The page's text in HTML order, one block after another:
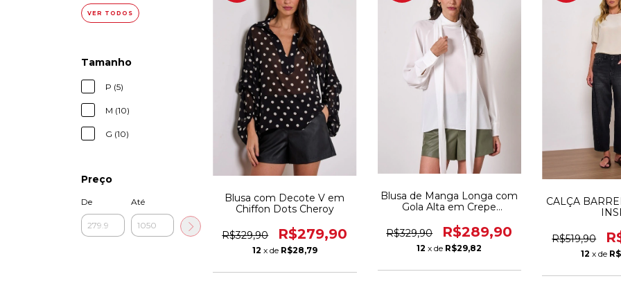
VER TODOS
Tamanho
P (5)
M (10)
G (10)
Preço
De Até
Blusa com Decote V em
Chiffon Dots Cheroy
R$329,90 R$279,90
12 x de R$28,79
Blusa de Manga Longa com
Gola Alta em Crepe
R$329,90
R$289,90
12 x de R$29,82
CALÇA
R$519,90
12 x de